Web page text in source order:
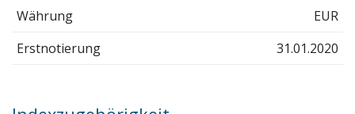
Währung
EUR
Erstnotierung
31.01.2020